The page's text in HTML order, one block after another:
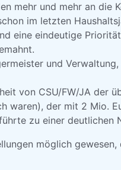
mehr und mehr an die
im letzten
eine eindeutige
und
von CSU/FW/JA der
waren), der mit 2 Mio.
zu einer deutlichen
möglich